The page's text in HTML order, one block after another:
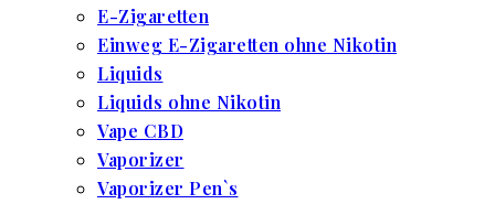
E-Zigaretten
Einweg E-Zigaretten ohne Nikotin
Liquids
Liquids ohne Nikotin
Vape CBD
Vaporizer
Vaporizer Pen`s